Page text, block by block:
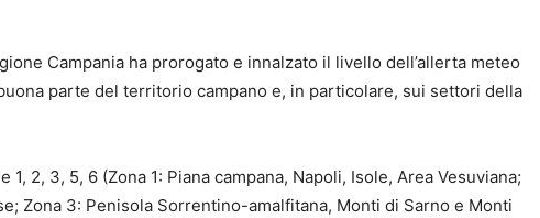
Campania ha prorogato e innalzato il livello dell’allerta meteo
parte del territorio campano e, in particolare, sui settori della
2, 3, 5, 6 (Zona 1: Piana campana, Napoli, Isole, Area Vesuviana;
Zona 3: Penisola Sorrentino-amalfitana, Monti di Sarno e Monti